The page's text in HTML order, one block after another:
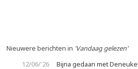
Nieuwere berichten in 'Vandaag gelezen'
12/06/'26
Bijna gedaan met